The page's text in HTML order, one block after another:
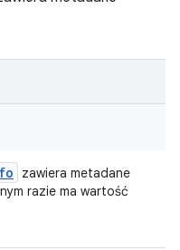
zawiera metadane
razie ma wartość